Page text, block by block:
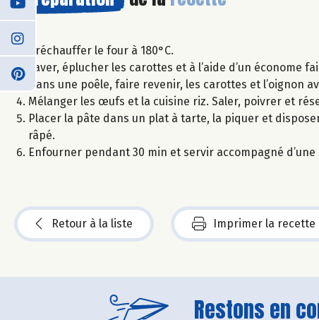
Préchauffer le four à 180°C.
Laver, éplucher les carottes et à l’aide d’un économe
Dans une poêle, faire revenir, les carottes et l’oignon
Mélanger les œufs et la cuisine riz. Saler, poivrer et
Placer la pâte dans un plat à tarte, la piquer et
râpé.
Enfourner pendant 30 min et servir accompagné d’une
Retour à la liste Imprimer la recette
Restons en